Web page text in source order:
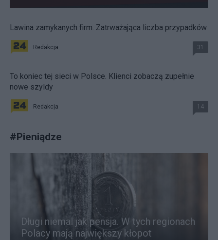
Lawina zamykanych firm. Zatrważająca liczba przypadków
Redakcja 31
To koniec tej sieci w Polsce. Klienci zobaczą zupełnie
nowe szyldy
Redakcja 14
#Pieniądze
Długi niemal jak pensja. W tych regionach
Polacy mają największy kłopot